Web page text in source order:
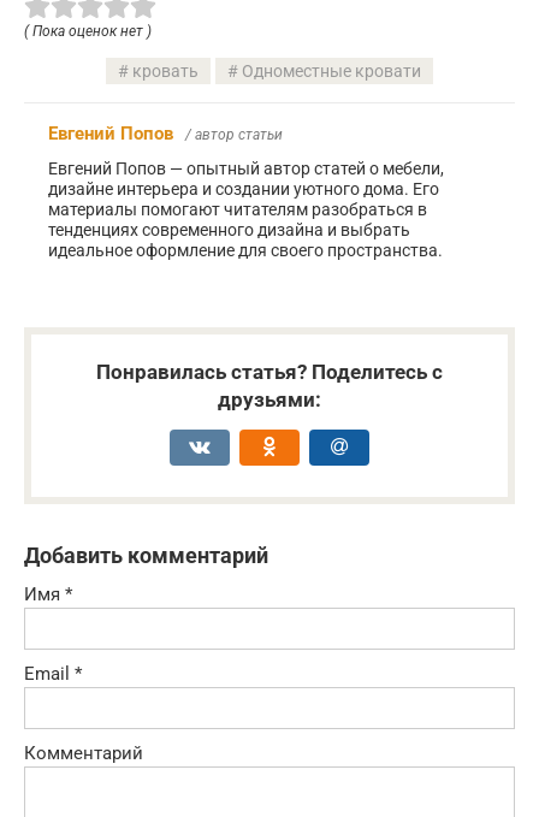
( Пока оценок нет )
кровать Одноместные кровати
Евгений Попов / автор статьи
Евгений Попов — опытный автор статей о мебели,
дизайне интерьера и создании уютного дома. Его
материалы помогают читателям разобраться в
тенденциях современного дизайна и выбрать
идеальное оформление для своего пространства.
Понравилась статья? Поделитесь с
друзьями:
Добавить комментарий
Имя *
Email *
Комментарий